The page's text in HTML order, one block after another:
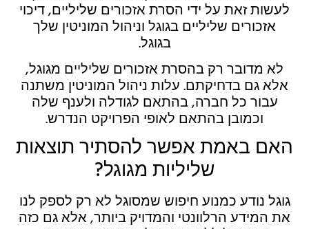
לעשות זאת על ידי הסרת אזכורים שליליים, דיכוי
אזכורים שליליים בגוגל וניהול המוניטין שלך
בגוגל.
לא מדובר רק בהסרת אזכורים שליליים מגוגל,
אלא גם בדחיקתם. עלות ניהול המוניטין משתנה
עבור כל חברה, בהתאם לגודלה ולענף שלה
וכמובן בהתאם לאופי הפרויקט הנדרש.
האם באמת אפשר להסתיר תוצאות
שליליות מגוגל?
גוגל נודע כמנוע חיפוש שמסוגל לא רק לספק לנו
את המידע הרלוונטי והמדויק ביותר, אלא גם כזה